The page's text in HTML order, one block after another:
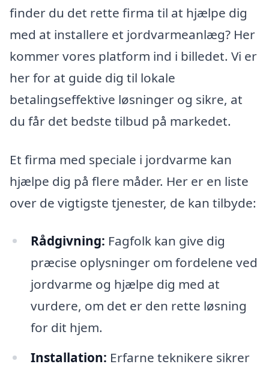
finder du det rette firma til at hjælpe dig
med at installere et jordvarmeanlæg? Her
kommer vores platform ind i billedet. Vi er
her for at guide dig til lokale
betalingseffektive løsninger og sikre, at
du får det bedste tilbud på markedet.
Et firma med speciale i jordvarme kan
hjælpe dig på flere måder. Her er en liste
over de vigtigste tjenester, de kan tilbyde:
Rådgivning: Fagfolk kan give dig
præcise oplysninger om fordelene ved
jordvarme og hjælpe dig med at
vurdere, om det er den rette løsning
for dit hjem.
Installation: Erfarne teknikere sikrer